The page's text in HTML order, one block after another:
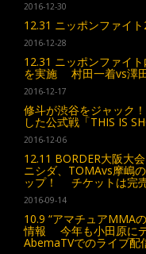
2016-12-30
12.31 ニッポンファイ
2016-12-28
12.31 ニッポンファイ
を実施 村田一着vs澤
2016-12-17
修斗が渋谷をジャック
した公式戦「THIS IS
2016-12-06
12.11 BORDER大阪
ニシダ、TOMAvs摩嶋
ップ！ チケットは完
2016-09-14
10.9 “アマチュアMMA
情報 今年も小田原に
AbemaTVでのライブ配